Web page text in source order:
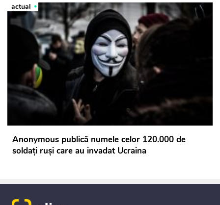
actual
Anonymous publică numele celor 120.000 de
soldaţi ruşi care au invadat Ucraina